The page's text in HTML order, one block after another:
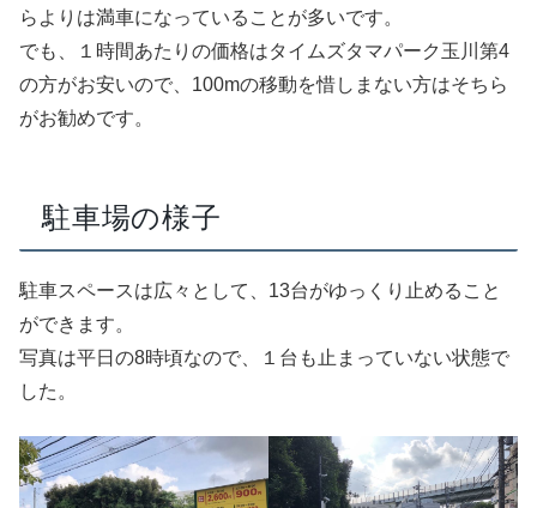
らよりは満車になっていることが多いです。
でも、１時間あたりの価格はタイムズタマパーク玉川第4
の方がお安いので、100mの移動を惜しまない方はそちら
がお勧めです。
駐車場の様子
駐車スペースは広々として、13台がゆっくり止めること
ができます。
写真は平日の8時頃なので、１台も止まっていない状態で
した。